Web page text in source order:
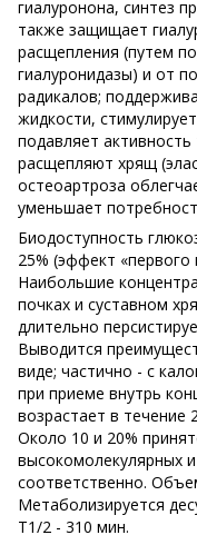
гиалуронона, синтез
также защищает
расщепления (путем
гиалуронидазы) и от
радикалов;
жидкости,
подавляет
расщепляют хрящ
остеоартроза
уменьшает
Биодоступность
25% (эффект
Наибольшие
почках и суставном
длительно
Выводится
виде; частично - с
при приеме внутрь
возрастает в течение
Около 10 и 20%
высокомолекулярных
соответственно.
Метаболизируется
Т1/2 - 310 мин.